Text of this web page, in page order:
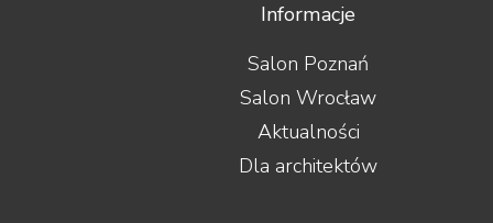
Informacje
Salon Poznań
Salon Wrocław
Aktualności
Dla architektów